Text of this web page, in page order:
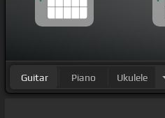
Guitar Piano Ukulele